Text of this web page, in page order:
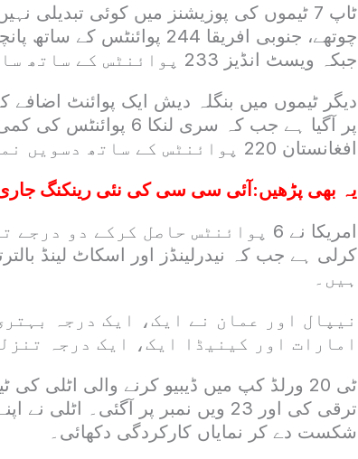
جبکہ ویسٹ انڈیز 233 پوائنٹس کے ساتھ ساتویں نمبر پر موجود ہیں۔
پر آگیا ہے جب کہ سری
افغانستان 220 پوائنٹس کے ساتھ دسویں نمبر پر ہے۔
یہ بھی پڑھیں: آئی سی سی کی نئی رینکنگ
ہیں۔
نیپال اور عمان نے ایک، ایک درجہ
امارات اور کینیڈا ایک، ایک درجہ
شکست دے کر نمایاں کارکردگی دکھائی۔